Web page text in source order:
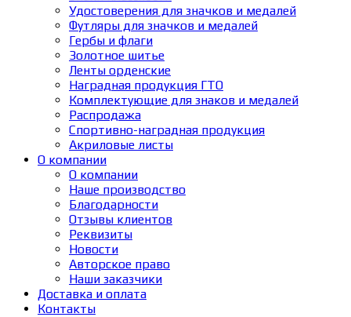
Удостоверения для значков и медалей
Футляры для значков и медалей
Гербы и флаги
Золотное шитье
Ленты орденские
Наградная продукция ГТО
Комплектующие для знаков и медалей
Распродажа
Спортивно-наградная продукция
Акриловые листы
О компании
О компании
Наше производство
Благодарности
Отзывы клиентов
Реквизиты
Новости
Авторское право
Наши заказчики
Доставка и оплата
Контакты